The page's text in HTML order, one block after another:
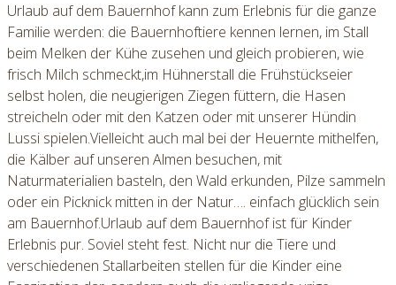
Urlaub auf dem Bauernhof kann zum Erlebnis für die ganze
Familie werden: die Bauernhoftiere kennen lernen, im Stall
beim Melken der Kühe zusehen und gleich probieren, wie
frisch Milch schmeckt,im Hühnerstall die Frühstückseier
selbst holen, die neugierigen Ziegen füttern, die Hasen
streicheln oder mit den Katzen oder mit unserer Hündin
Lussi spielen.Vielleicht auch mal bei der Heuernte mithelfen,
die Kälber auf unseren Almen besuchen, mit
Naturmaterialien basteln, den Wald erkunden, Pilze sammeln
oder ein Picknick mitten in der Natur…. einfach glücklich sein
am Bauernhof.Urlaub auf dem Bauernhof ist für Kinder
Erlebnis pur. Soviel steht fest. Nicht nur die Tiere und
verschiedenen Stallarbeiten stellen für die Kinder eine